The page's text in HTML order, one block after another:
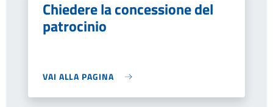
Chiedere la concessione del
patrocinio
VAI ALLA PAGINA